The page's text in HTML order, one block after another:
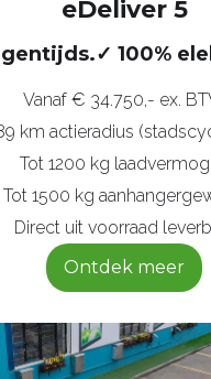
eDeliver 5
✓ 100%
Vanaf € 34.750,- ex.
km actieradius
Tot 1200 kg
Tot 1500 kg
Direct uit voorraad
Ontdek meer